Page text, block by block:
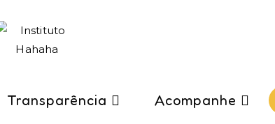
Transparência Acompanhe